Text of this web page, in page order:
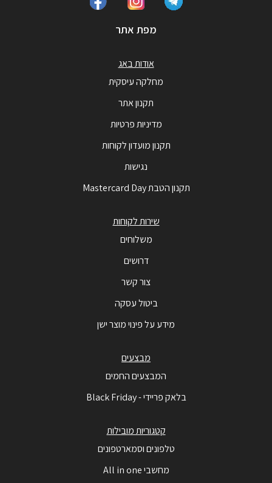
מפת אתר
אודות באג
מחלקה עיסקית
תקנון אתר
מדיניות פרטיות
תקנון מועדון לקוחות
נגישות
תקנון הטבת Mastercard Day
שירות לקוחות
משלוחים
דרושים
צור קשר
ביטול עסקה
מידע על פינוי מוצר ישן
מבצעים
המבצעים החמים
בלאק פריידי - Black Friday
קטגוריות מובילות
טלפונים וסמארטפונים
מחשבי All in one